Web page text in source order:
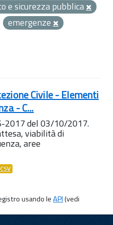
e sicurezza pubblica
emergenze
Civile - Elementi
- C...
2017 del 03/10/2017.
viabilità di
aree
CSV
usando leAPI(vedi